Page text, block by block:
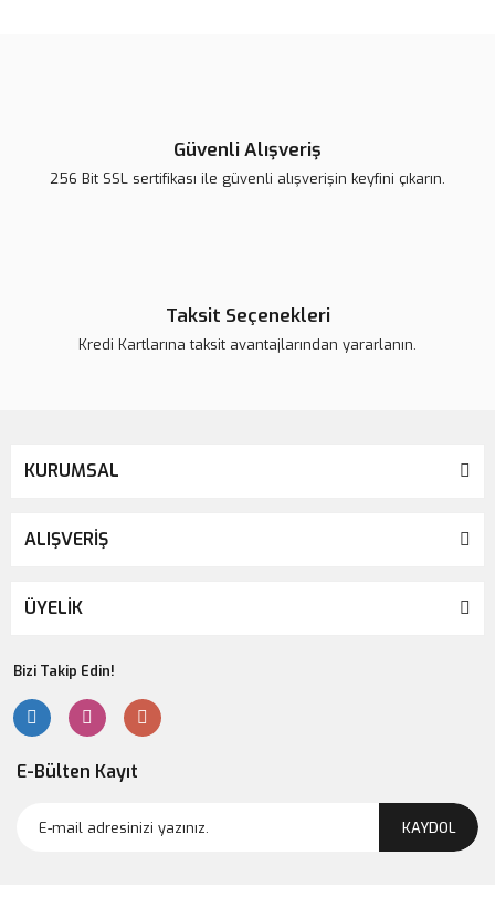
Güvenli Alışveriş
256 Bit SSL sertifikası ile güvenli alışverişin keyfini çıkarın.
Taksit Seçenekleri
Kredi Kartlarına taksit avantajlarından yararlanın.
KURUMSAL
ALIŞVERİŞ
ÜYELİK
Bizi Takip Edin!
E-Bülten Kayıt
KAYDOL